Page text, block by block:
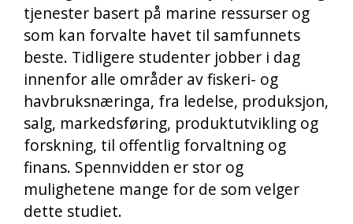
tjenester basert på marine ressurser og
som kan forvalte havet til samfunnets
beste. Tidligere studenter jobber i dag
innenfor alle områder av fiskeri- og
havbruksnæringa, fra ledelse, produksjon,
salg, markedsføring, produktutvikling og
forskning, til offentlig forvaltning og
finans. Spennvidden er stor og
mulighetene mange for de som velger
dette studiet.